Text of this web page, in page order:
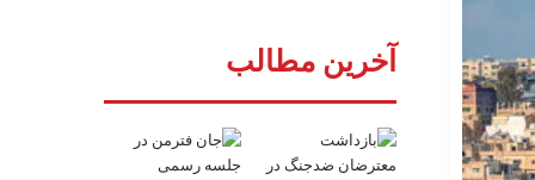
آخرین مطالب